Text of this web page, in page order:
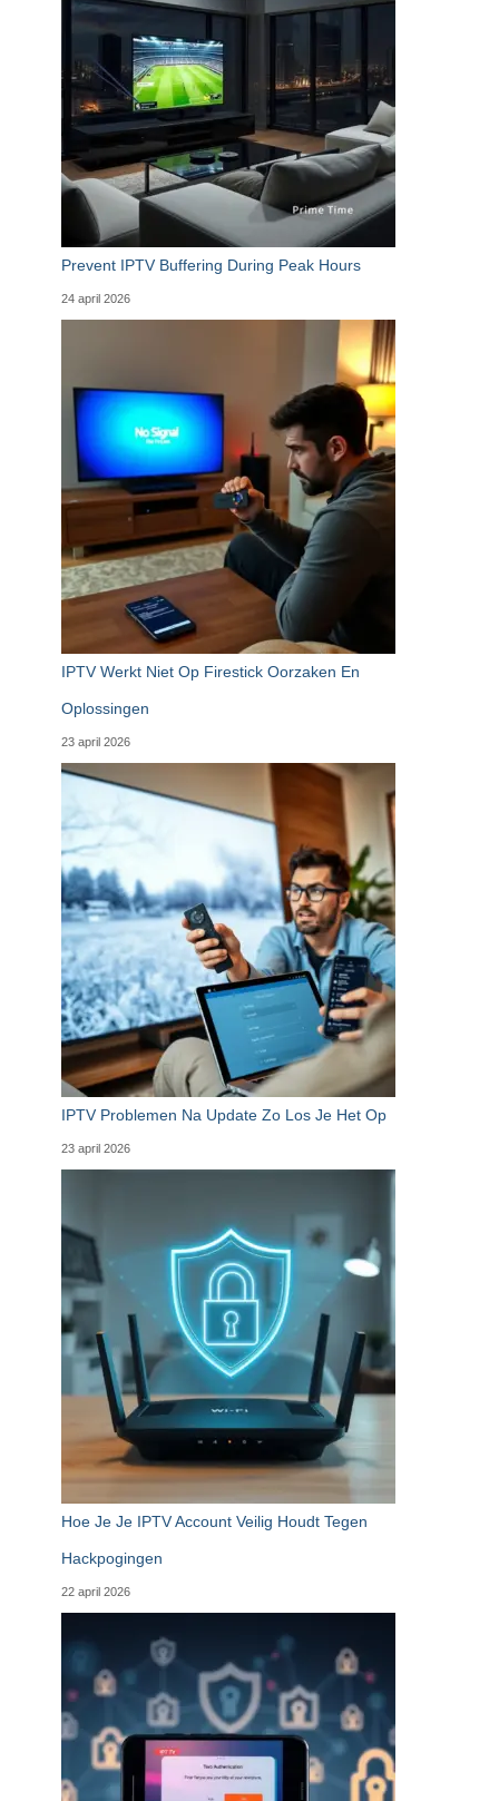
Prevent IPTV Buffering During Peak Hours
24 april 2026
IPTV Werkt Niet Op Firestick Oorzaken En
Oplossingen
23 april 2026
IPTV Problemen Na Update Zo Los Je Het Op
23 april 2026
Hoe Je Je IPTV Account Veilig Houdt Tegen
Hackpogingen
22 april 2026